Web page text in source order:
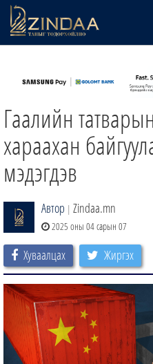
ТВ8
ӨГЛӨӨНИЙ СОНИН
ЗИНДАА СЭТГҮҮЛ
Гаалийн
хараахан
мэдэгдэв
Автор | Zindaa.mn
2025 оны 04 сарын 07
Хуваалцах Жиргэх